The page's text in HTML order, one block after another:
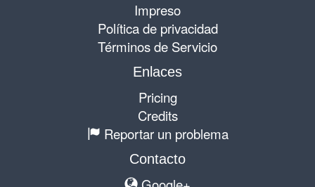
Impreso
Política de privacidad
Términos de Servicio
Enlaces
Pricing
Credits
Reportar un problema
Contacto